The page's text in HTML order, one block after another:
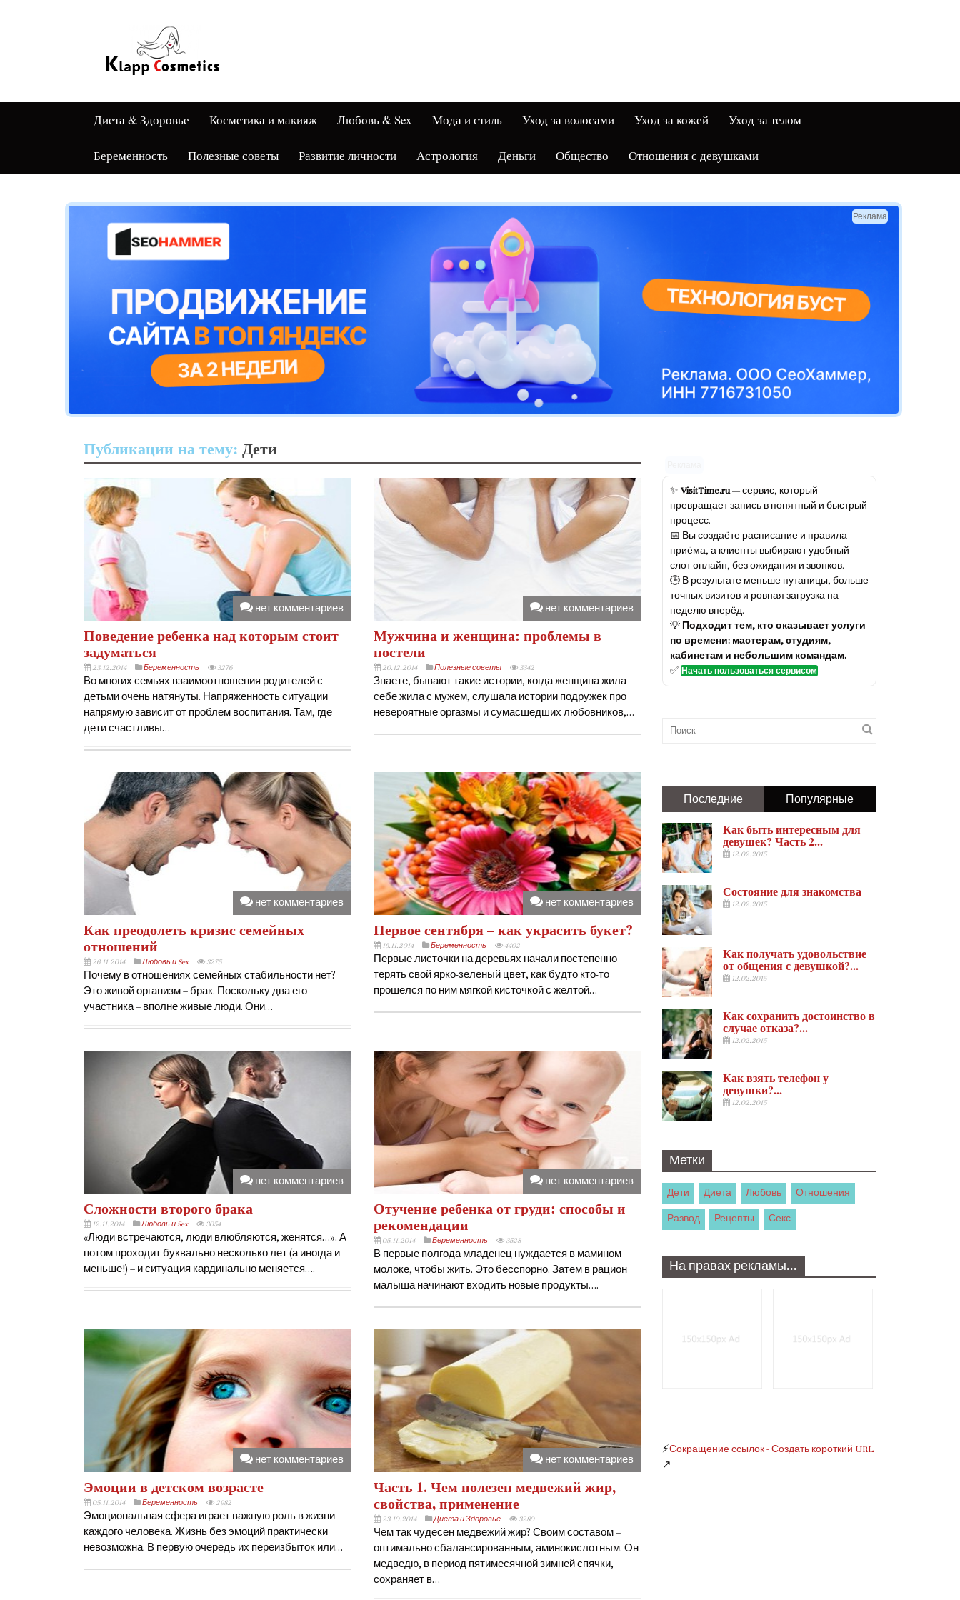
Диета & Здоровье Косметика и макияж Любовь & Sex Мода и стиль Уход за волосами Уход за кожей Уход за телом
Беременность Полезные советы Развитие личности Астрология Деньги Общество Отношения с девушками
Реклама
Публикации на тему: Дети
нет комментариев
Поведение ребенка над которым стоит
задуматься
23.12.2014 Беременность 3276
Во многих семьях взаимоотношения родителей с
детьми очень натянуты. Напряженность ситуации
напрямую зависит от проблем воспитания. Там, где
дети счастливы…
нет комментариев
Мужчина и женщина: проблемы в
постели
20.12.2014 Полезные советы 3342
Знаете, бывают такие истории, когда женщина жила
себе жила с мужем, слушала истории подружек про
невероятные оргазмы и сумасшедших любовников,…
нет комментариев
Как преодолеть кризис семейных
отношений
26.11.2014 Любовь и Sex 3275
Почему в отношениях семейных стабильности нет?
Это живой организм – брак. Поскольку два его
участника – вполне живые люди. Они…
нет комментариев
Первое сентября – как украсить букет?
16.11.2014 Беременность 4402
Первые листочки на деревьях начали постепенно
терять свой ярко-зеленый цвет, как будто кто-то
прошелся по ним мягкой кисточкой с желтой…
нет комментариев
Сложности второго брака
12.11.2014 Любовь и Sex 3054
«Люди встречаются, люди влюбляются, женятся…». А
потом проходит буквально несколько лет (а иногда и
меньше!) – и ситуация кардинально меняется….
нет комментариев
Отучение ребенка от груди: способы и
рекомендации
05.11.2014 Беременность 3528
В первые полгода младенец нуждается в мамином
молоке, чтобы жить. Это бесспорно. Затем в рацион
малыша начинают входить новые продукты….
нет комментариев
Эмоции в детском возрасте
05.11.2014 Беременность 2982
Эмоциональная сфера играет важную роль в жизни
каждого человека. Жизнь без эмоций практически
невозможна. В первую очередь их переизбыток или…
нет комментариев
Часть 1. Чем полезен медвежий жир,
свойства, применение
23.10.2014 Диета и Здоровье 3280
Чем так чудесен медвежий жир? Своим составом –
оптимально сбалансированным, аминокислотным. Он
медведю, в период пятимесячной зимней спячки,
сохраняет в…
✨ VisitTime.ru— сервис, который
превращает запись в понятный и быстрый
процесс.
📅 Вы создаёте расписание и правила
приёма, а клиенты выбирают удобный
слот онлайн, без ожидания и звонков.
🕒 В результате меньше путаницы, больше
точных визитов и ровная загрузка на
неделю вперёд.
💡 Подходит тем, кто оказывает услуги
по времени: мастерам, студиям,
кабинетам и небольшим командам.
✅ Начать пользоваться сервисом
Последние Популярные
Как быть интересным для
девушек? Часть 2...
12.02.2015
Состояние для знакомства
12.02.2015
Как получать удовольствие
от общения с девушкой?...
12.02.2015
Как сохранить достоинство в
случае отказа?...
12.02.2015
Как взять телефон у
девушки?...
12.02.2015
Метки
Дети Диета Любовь Отношения
Развод Рецепты Секс
На правах рекламы…
⚡Сокращение ссылок - Создать короткий URL
↗